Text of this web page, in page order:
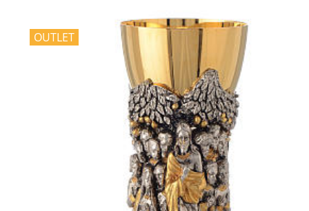
OUTLET